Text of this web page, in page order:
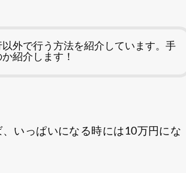
外で行う方法を紹介しています。手
紹介します！
いっぱいになる時には10万円にな